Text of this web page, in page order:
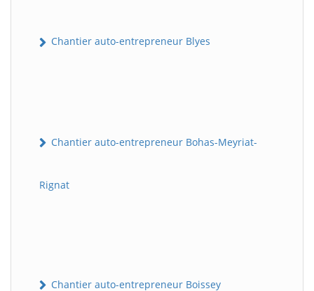
Chantier auto-entrepreneur Blyes
Chantier auto-entrepreneur Bohas-Meyriat-
Rignat
Chantier auto-entrepreneur Boissey